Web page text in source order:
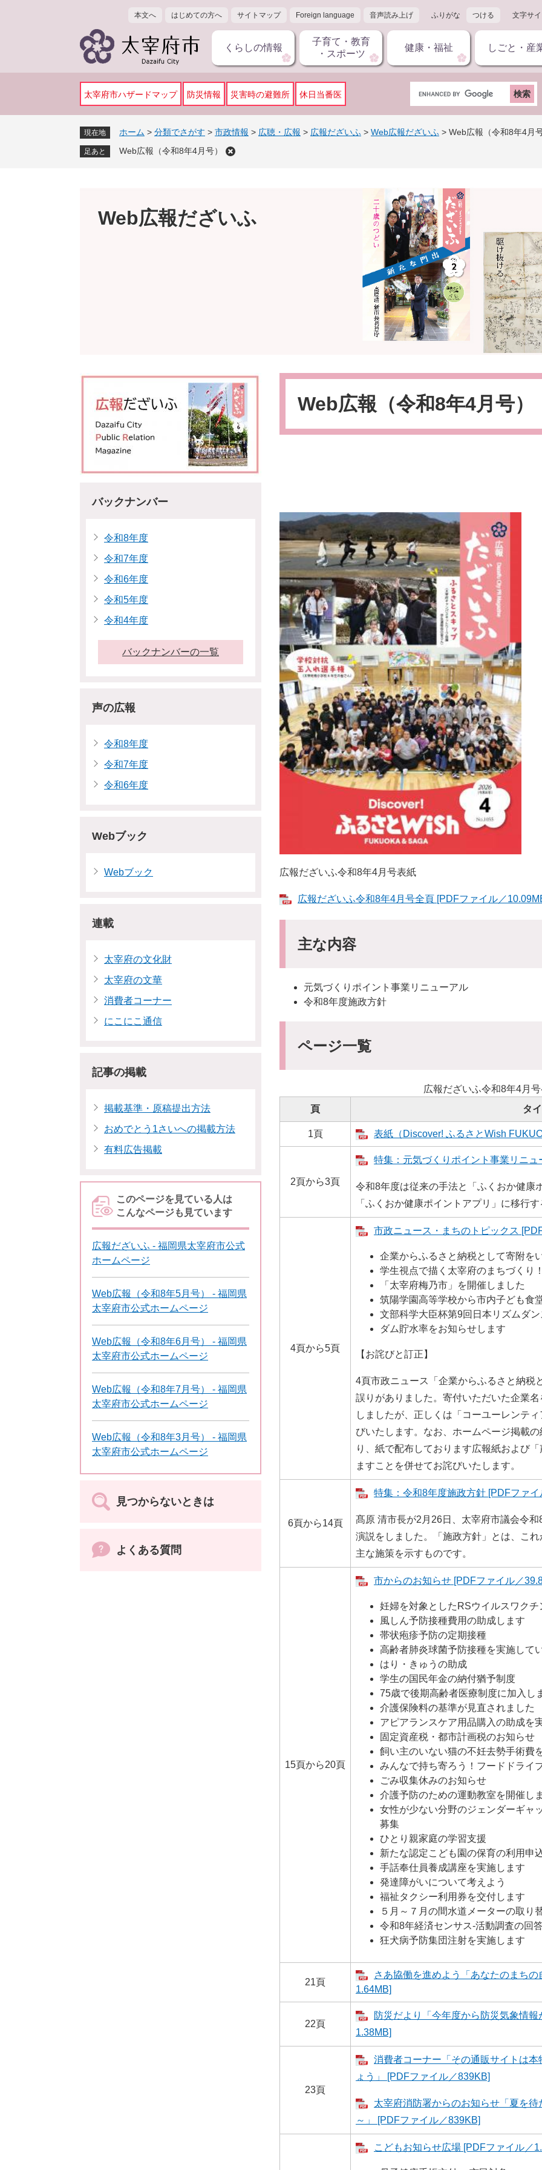
本文へ はじめての方へ サイトマップ Foreign language 音声読み上げ ふりがな つける 文字サ
くらしの情報
子育て・教育
・スポーツ
健康・福祉 しごと・産
太宰府市ハザードマップ 防災情報 災害時の避難所 休日当番医
G
o
g
タ
ム
検
索
現在地 ホーム > 分類でさがす > 市政情報 > 広聴・広報 > 広報だざいふ > Web広報だざいふ > Web広報（令和8年4月
足あと Web広報（令和8年4月号）
Web広報だざいふ
本
Web広報（令和8年4月号）
広報だざいふ令和8年4月号表紙
広報だざいふ令和8年4月号全頁 [PDFファイル／
主な内容​
元気づくりポイント事業リニューアル
令和8年度施政方針
ページ一覧
広報だざいふ令和8年4月
頁
タ
1頁 表紙（Discover! ふるさとWish
2頁から3頁
特集：元気づくりポイント事業リニ
令和8年度は従来の手法と「ふくおか健康
「ふくおか健康ポイントアプリ」に移行
4頁から5頁
市政ニュース・まちのトピックス
企業からふるさと納税として寄附を
学生視点で描く太宰府のまちづくり
「太宰府梅乃市」を開催しました
筑陽学園高等学校から市内子ども食
文部科学大臣杯第9回日本リズムダ
ダム貯水率をお知らせします
【お詫びと訂正】
4頁市政ニュース「企業からふるさと納税
誤りがありました。寄付いただいた企業
しましたが、正しくは「コーユーレンテ
びいたします。なお、ホームページ掲載
り、紙で配布しております広報紙および
ますことを併せてお詫びいたします。
6頁から14頁
特集：令和8年度施政方針 [PDFファ
髙原 清市長が2月26日、太宰府市議会令
演説をしました。「施政方針」とは、こ
主な施策を示すものです。
15頁から20頁
市からのお知らせ [PDFファイル／
妊婦を対象としたRSウイルスワク
風しん予防接種費用の助成します
帯状疱疹予防の定期接種
高齢者肺炎球菌予防接種を実施して
はり・きゅうの助成
学生の国民年金の納付猶予制度
75歳で後期高齢者医療制度に加入し
介護保険料の基準が見直されました
アピアランスケア用品購入の助成を
固定資産税・都市計画税のお知らせ
飼い主のいない猫の不妊去勢手術費
みんなで持ち寄ろう！フードドライ
ごみ収集休みのお知らせ
介護予防のための運動教室を開催し
女性が少ない分野のジェンダーギャ
募集
ひとり親家庭の学習支援
新たな認定こども園の保育の利用申
手話奉仕員養成講座を実施します
発達障がいについて考えよう
福祉タクシー利用券を交付します
５月～７月の間水道メーターの取り
令和8年経済センサス‐活動調査の回
狂犬病予防集団注射を実施します
21頁
さあ協働を進めよう「あなたのまち
1.64MB]
22頁
防災だより「今年度から防災気象情
1.38MB]
23頁
消費者コーナー「その通販サイトは
ょう」 [PDFファイル／839KB]
太宰府消防署からのお知らせ「夏を
～」 [PDFファイル／839KB]
こどもお知らせ広場 [PDFファイル／
バックナンバー
令和8年度
令和7年度
令和6年度
令和5年度
令和4年度
バックナンバーの一覧
声の広報
令和8年度
令和7年度
令和6年度
Webブック
Webブック
連載
太宰府の文化財
太宰府の文華
消費者コーナー
にこにこ通信
記事の掲載
掲載基準・原稿提出方法
おめでとう1さいへの掲載方法
有料広告掲載
このページを見ている人は
こんなページも見ています
広報だざいふ - 福岡県太宰府市公式
ホームページ
Web広報（令和8年5月号） - 福岡県
太宰府市公式ホームページ
Web広報（令和8年6月号） - 福岡県
太宰府市公式ホームページ
Web広報（令和8年7月号） - 福岡県
太宰府市公式ホームページ
Web広報（令和8年3月号） - 福岡県
太宰府市公式ホームページ
見つからないときは
よくある質問